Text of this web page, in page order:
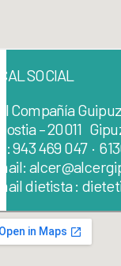
SOCIAL
Compañía
– 20011
943 469 047 ·
dietista :